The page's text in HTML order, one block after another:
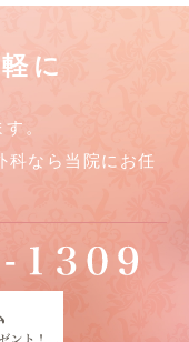
に
。
科なら当院にお任